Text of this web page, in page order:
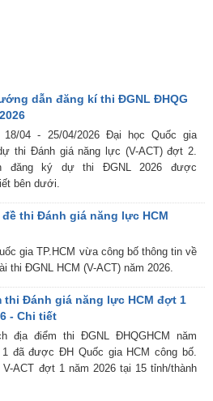
dẫn đăng kí thi ĐGNL ĐHQG
04 - 25/04/2026 Đại học Quốc gia
thi Đánh giá năng lực (V-ACT) đợt 2.
đăng ký dự thi ĐGNL 2026 được
bên dưới.
thi Đánh giá năng lực HCM
gia TP.HCM vừa công bố thông tin về
thi ĐGNL HCM (V-ACT) năm 2026.
thi Đánh giá năng lực HCM đợt 1
- Chi tiết
địa điểm thi ĐGNL ĐHQGHCM năm
đã được ĐH Quốc gia HCM công bố.
ACT đợt 1 năm 2026 tại 15 tỉnh/thành